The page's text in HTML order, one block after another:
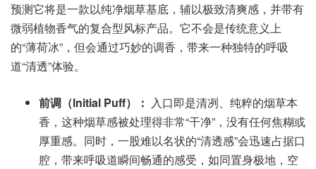
预测它将是一款以纯净烟草基底，辅以极致清爽感，并带有
微弱植物香气的复合型风标产品。它不会是传统意义上
的“薄荷冰”，但会通过巧妙的调香，带来一种独特的呼吸
道“清透”体验。
前调（Initial Puff）： 入口即是清冽、纯粹的烟草本
香，这种烟草感被处理得非常“干净”，没有任何焦糊或
厚重感。同时，一股难以名状的“清透感”会迅速占据口
腔，带来呼吸道瞬间畅通的感受，如同置身极地，空